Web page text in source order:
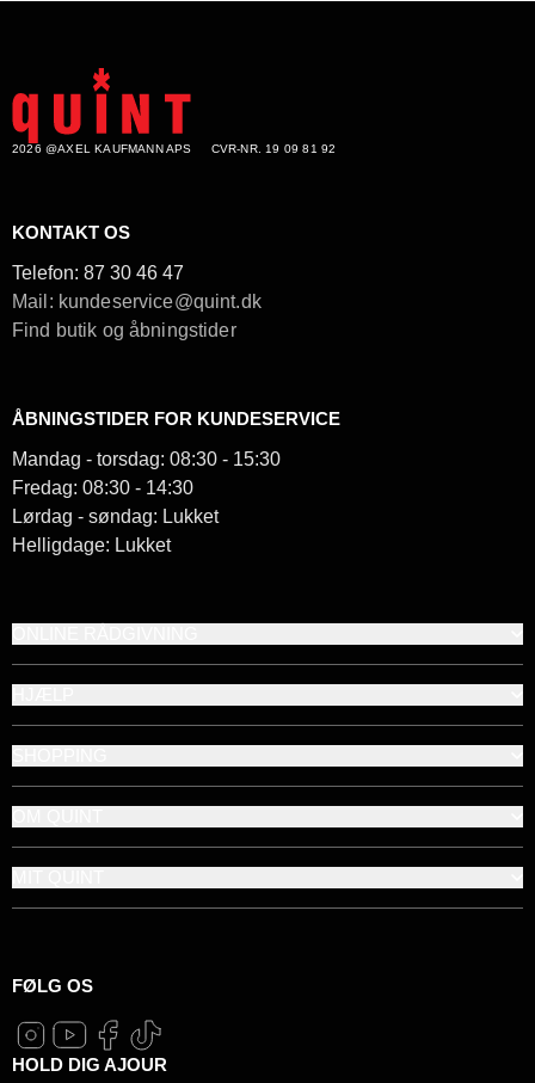
2026 @AXEL KAUFMANN APS CVR-NR. 19 09 81 92
KONTAKT OS
Telefon: 87 30 46 47
Mail: kundeservice@quint.dk
Find butik og åbningstider
ÅBNINGSTIDER FOR KUNDESERVICE
Mandag - torsdag: 08:30 - 15:30
Fredag: 08:30 - 14:30
Lørdag - søndag: Lukket
Helligdage: Lukket
FØLG OS
HOLD DIG AJOUR